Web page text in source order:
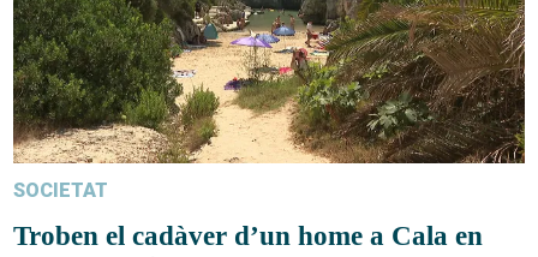
SOCIETAT
Troben el cadàver d’un home a Cala en